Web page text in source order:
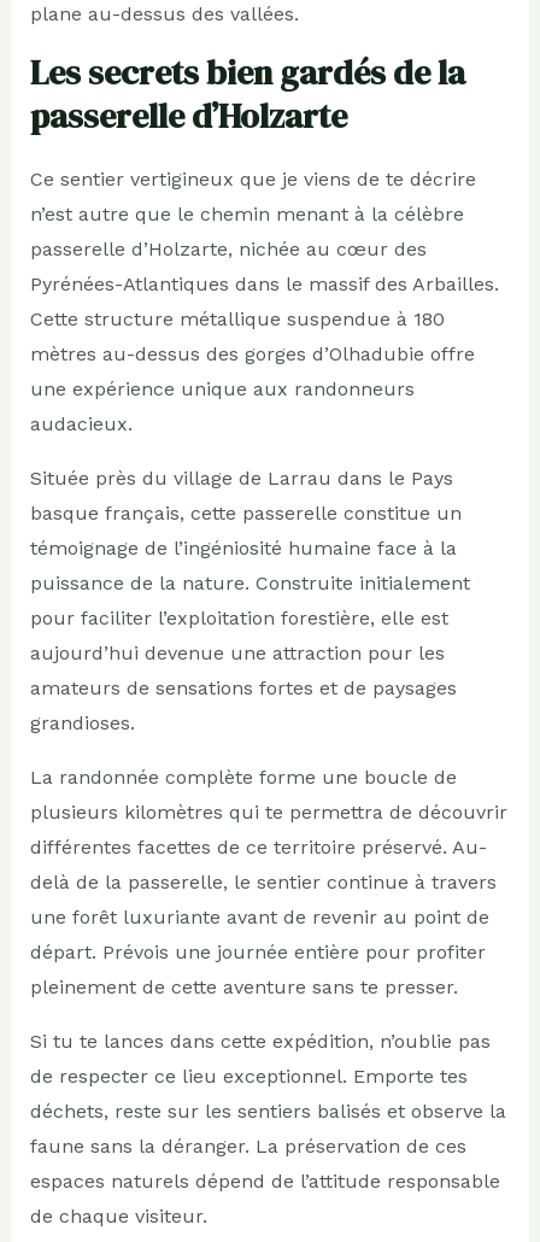
plane au-dessus des vallées.
Les secrets bien gardés de la
passerelle d’Holzarte
Ce sentier vertigineux que je viens de te décrire
n’est autre que le chemin menant à la célèbre
passerelle d’Holzarte, nichée au cœur des
Pyrénées-Atlantiques dans le massif des Arbailles.
Cette structure métallique suspendue à 180
mètres au-dessus des gorges d’Olhadubie offre
une expérience unique aux randonneurs
audacieux.
Située près du village de Larrau dans le Pays
basque français, cette passerelle constitue un
témoignage de l’ingéniosité humaine face à la
puissance de la nature. Construite initialement
pour faciliter l’exploitation forestière, elle est
aujourd’hui devenue une attraction pour les
amateurs de sensations fortes et de paysages
grandioses.
La randonnée complète forme une boucle de
plusieurs kilomètres qui te permettra de découvrir
différentes facettes de ce territoire préservé. Au-
delà de la passerelle, le sentier continue à travers
une forêt luxuriante avant de revenir au point de
départ. Prévois une journée entière pour profiter
pleinement de cette aventure sans te presser.
Si tu te lances dans cette expédition, n’oublie pas
de respecter ce lieu exceptionnel. Emporte tes
déchets, reste sur les sentiers balisés et observe la
faune sans la déranger. La préservation de ces
espaces naturels dépend de l’attitude responsable
de chaque visiteur.